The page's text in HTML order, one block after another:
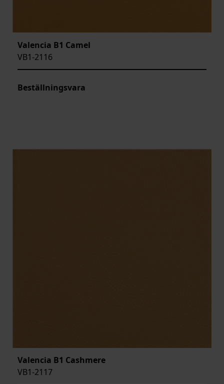
Valencia B1 Camel
VB1-2116
Beställningsvara
Valencia B1 Cashmere
VB1-2117